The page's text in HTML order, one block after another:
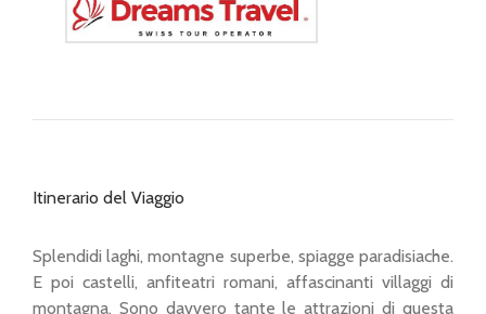
Itinerario del Viaggio
Splendidi laghi, montagne superbe, spiagge paradisiache.
E poi castelli, anfiteatri romani, affascinanti villaggi di
montagna. Sono davvero tante le attrazioni di questa